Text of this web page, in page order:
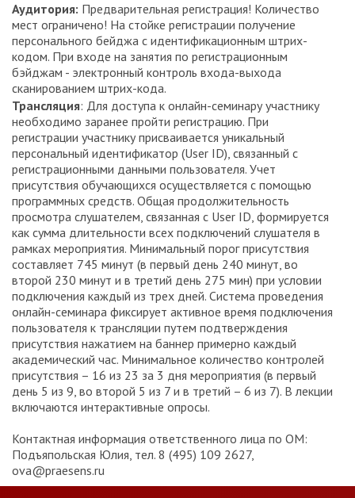
Аудитория: Предварительная регистрация! Количество
мест ограничено! На стойке регистрации получение
персонального бейджа с идентификационным штрих-
кодом. При входе на занятия по регистрационным
бэйджам - электронный контроль входа-выхода
сканированием штрих-кода.
Трансляция: Для доступа к онлайн-семинару участнику
необходимо заранее пройти регистрацию. При
регистрации участнику присваивается уникальный
персональный идентификатор (User ID), связанный с
регистрационными данными пользователя. Учет
присутствия обучающихся осуществляется с помощью
программных средств. Общая продолжительность
просмотра слушателем, связанная с User ID, формируется
как сумма длительности всех подключений слушателя в
рамках мероприятия. Минимальный порог присутствия
составляет 745 минут (в первый день 240 минут, во
второй 230 минут и в третий день 275 мин) при условии
подключения каждый из трех дней. Система проведения
онлайн-семинара фиксирует активное время подключения
пользователя к трансляции путем подтверждения
присутствия нажатием на баннер примерно каждый
академический час. Минимальное количество контролей
присутствия – 16 из 23 за 3 дня мероприятия (в первый
день 5 из 9, во второй 5 из 7 и в третий – 6 из 7). В лекции
включаются интерактивные опросы.
Контактная информация ответственного лица по ОМ:
Подъяпольская Юлия, тел. 8 (495) 109 2627,
ova@praesens.ru